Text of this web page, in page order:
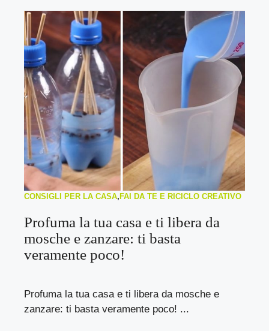
CONSIGLI PER LA CASA, FAI DA TE E RICICLO CREATIVO
Profuma la tua casa e ti libera da
mosche e zanzare: ti basta
veramente poco!
Profuma la tua casa e ti libera da mosche e
zanzare: ti basta veramente poco! ...